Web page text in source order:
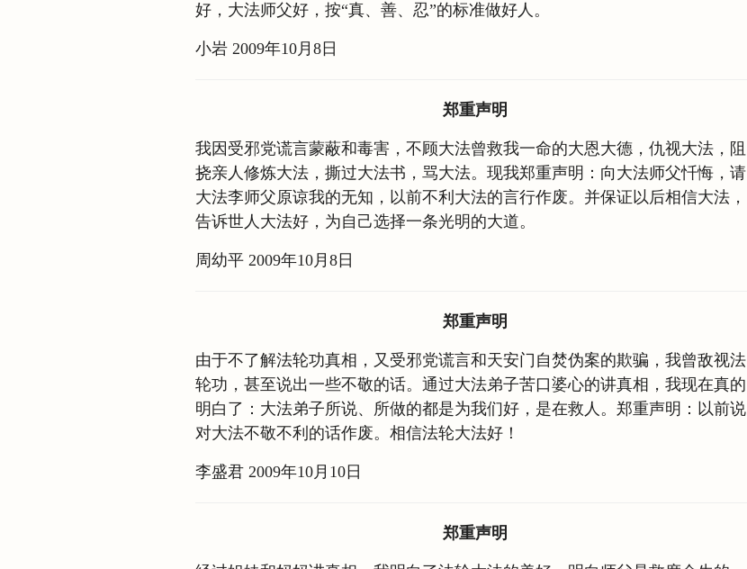
好，大法师父好，按“真、善、忍”的标准做好人。
小岩 2009年10月8日
郑重声明
我因受邪党谎言蒙蔽和毒害，不顾大法曾救我一命的大恩大德，仇视大法，阻
挠亲人修炼大法，撕过大法书，骂大法。现我郑重声明：向大法师父忏悔，请
大法李师父原谅我的无知，以前不利大法的言行作废。并保证以后相信大法，
告诉世人大法好，为自己选择一条光明的大道。
周幼平 2009年10月8日
郑重声明
由于不了解法轮功真相，又受邪党谎言和天安门自焚伪案的欺骗，我曾敌视法
轮功，甚至说出一些不敬的话。通过大法弟子苦口婆心的讲真相，我现在真的
明白了：大法弟子所说、所做的都是为我们好，是在救人。郑重声明：以前说
对大法不敬不利的话作废。相信法轮大法好！
李盛君 2009年10月10日
郑重声明